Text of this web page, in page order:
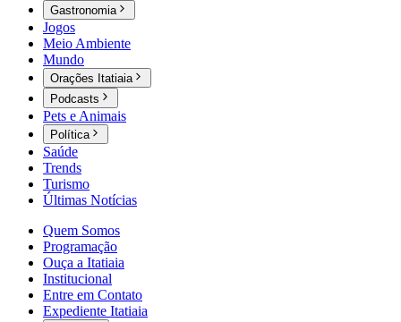
Gastronomia
Jogos
Meio Ambiente
Mundo
Orações Itatiaia
Podcasts
Pets e Animais
Política
Saúde
Trends
Turismo
Últimas Notícias
Quem Somos
Programação
Ouça a Itatiaia
Institucional
Entre em Contato
Expediente Itatiaia